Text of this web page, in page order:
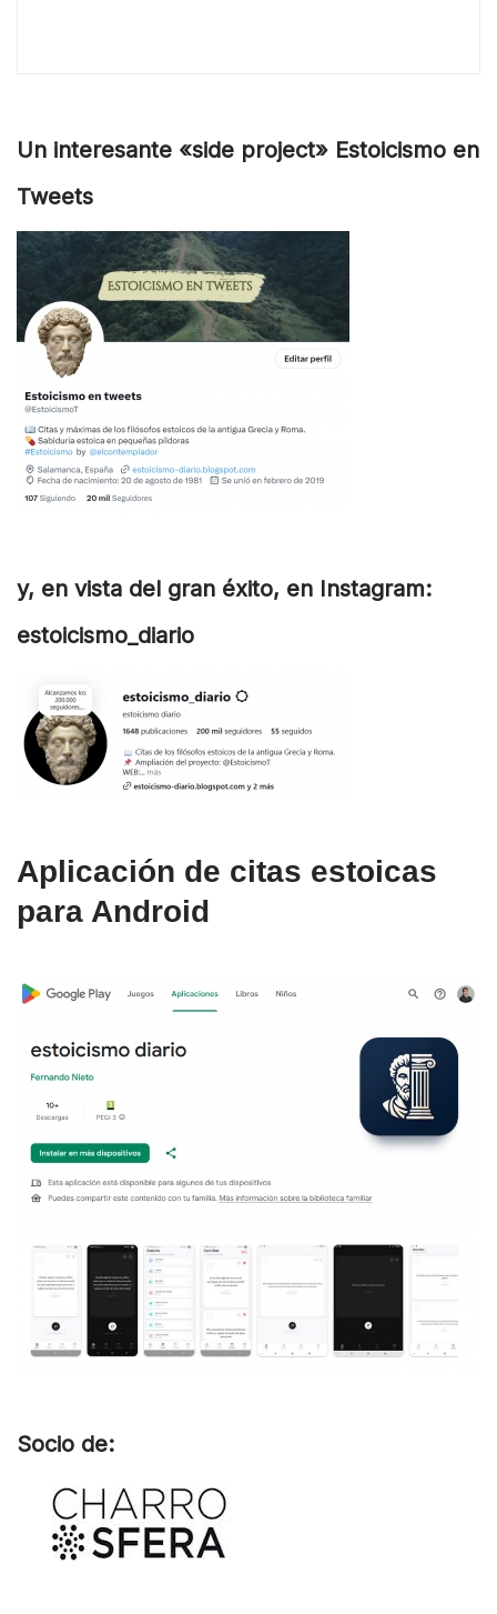
Un interesante «side project» Estoicismo en
Tweets
y, en vista del gran éxito, en Instagram:
estoicismo_diario
Aplicación de citas estoicas
para Android
Socio de: